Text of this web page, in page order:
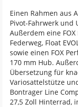
Einen Rahmen aus
Pivot-Fahrwerk und
Außerdem eine
Federweg, Float
sowie einen FOX
170 mm Hub.
Übersetzung für
Variosattelstütze
Bontrager Line
27,5 Zoll Hinterrad,